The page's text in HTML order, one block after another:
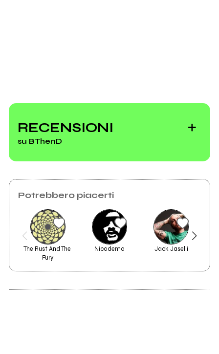
RECENSIONI
su BThenD
2013
The light of the rain
Potrebbero piacerti
The Rust And The
Fury
Nicodemo Jack Jaselli